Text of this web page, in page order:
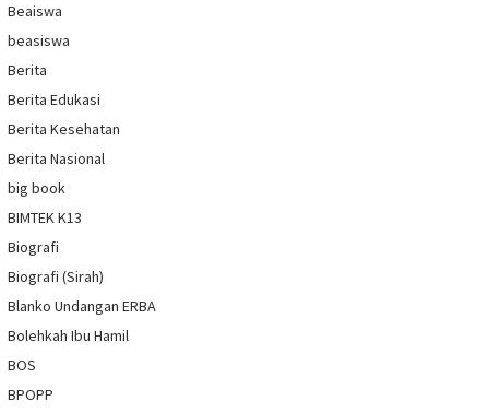
Beaiswa
beasiswa
Berita
Berita Edukasi
Berita Kesehatan
Berita Nasional
big book
BIMTEK K13
Biografi
Biografi (Sirah)
Blanko Undangan ERBA
Bolehkah Ibu Hamil
BOS
BPOPP